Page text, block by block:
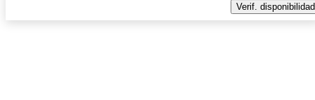
Verif. disponibilidad